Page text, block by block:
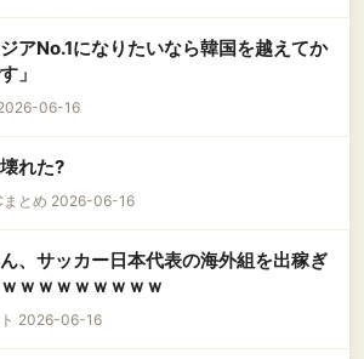
アNo.1になりたいなら韓国を越えてか
」
06-16
れた?
まとめ 2026-06-16
ん、サッカー日本代表の海外組を出稼ぎ
ｗｗｗｗｗｗｗｗ
2026-06-16